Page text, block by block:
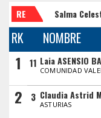
RE Salma
RK NOMBRE
1 11 Laia ASENSIO
COMUNIDAD
2 3 Claudia Astrid
ASTURIAS